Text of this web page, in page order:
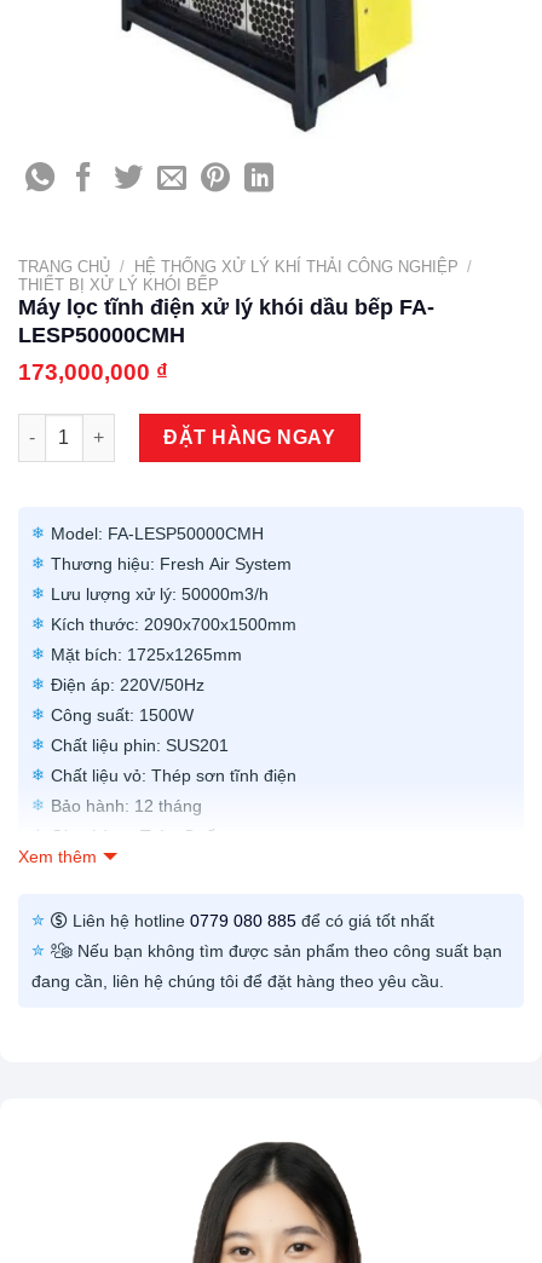
TRANG CHỦ / HỆ THỐNG XỬ LÝ KHÍ THẢI CÔNG NGHIỆP /
THIẾT BỊ XỬ LÝ KHÓI BẾP
Máy lọc tĩnh điện xử lý khói dầu bếp FA-
LESP50000CMH
173,000,000 ₫
Máy lọc tĩnh điện xử lý khói dầu bếp FA-LESP50000CMH số
ĐẶT HÀNG NGAY
Model: FA-LESP50000CMH
Thương hiệu: Fresh Air System
Lưu lượng xử lý: 50000m3/h
Kích thước: 2090x700x1500mm
Mặt bích: 1725x1265mm
Điện áp: 220V/50Hz
Công suất: 1500W
Chất liệu phin: SUS201
Chất liệu vỏ: Thép sơn tĩnh điện
Bảo hành: 12 tháng
Giao hàng: Toàn Quốc
Xuất xứ: Việt Nam
Xem thêm
Liên hệ hotline 0779 080 885 để có giá tốt nhất
Nếu bạn không tìm được sản phẩm theo công suất bạn
đang cần, liên hệ chúng tôi để đặt hàng theo yêu cầu.